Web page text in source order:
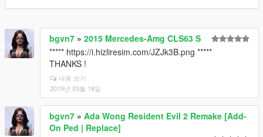
bgvn7 » 2015 Mercedes-Amg CLS63 S
***** https://i.hizliresim.com/JZJk3B.png *****
THANKS !
내용 보기
2019년 03월 18일
bgvn7 » Ada Wong Resident Evil 2 Remake [Add-
On Ped | Replace]